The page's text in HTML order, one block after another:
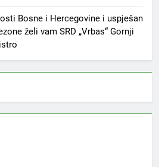
Bosne i Hercegovine i uspješan
želi vam SRD „Vrbas“ Gornji